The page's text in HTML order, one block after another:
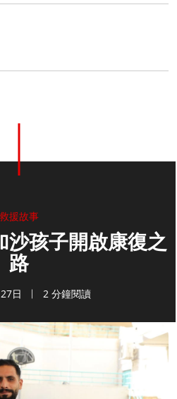
救援故事
沙孩子開啟康復之
路
日 2 分鐘閱讀